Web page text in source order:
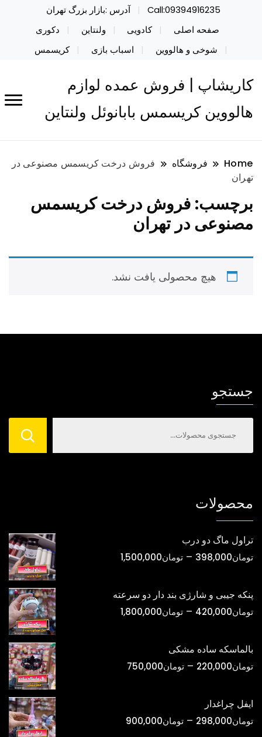
Call:09394916235
آدرس :بازار بزرگ تهران
صفحه اصلی
کادویی ولنتاین
دکوری
شوخی و هالووین
اسباب بازی کریسمس
کاریشاپ | فروش عمده لوازم
هالووین کریسمس بابانوئل ولنتاین
Home فروشگاه
فروش درخت کریسمس مصنوعی در
تهران
برچسب: فروش درخت کریسمس
مصنوعی در تهران
هیچ محصولی یافت نشد.
جستجو
محصولات
تراول ماگ دو درب
تومان398,000
– تومان1,500,000محدوده
پنکه جیبی و شارژی بند دار دو سرعته
تومان420,000
– تومان1,800,000محدوده
تومان420,000
بالماسکه ساده مشکی
تومان220,000
– تومان750,000
تومان750,000
ایفل چراغدار
تومان298,000
– تومان900,000